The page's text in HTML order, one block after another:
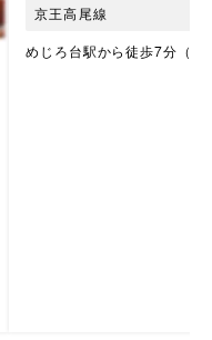
京王高尾線
めじろ台駅から徒歩7分（